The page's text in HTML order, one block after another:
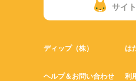
サイ
ディップ（株） は
ヘルプ＆お問い合わせ 利